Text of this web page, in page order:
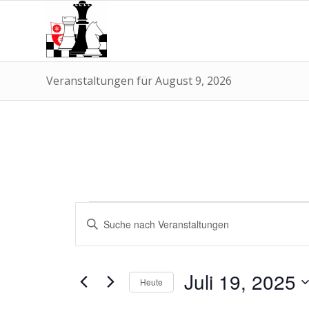
Veranstaltungen für August 9, 2026
Veranstaltungen
für
19,
Veranstaltungen
Suche
und
Ansichten,
Navigation
Bitte
Schlüsselwort
eingeben.
nach
Veranstaltungen
Heute Juli 19, 2025